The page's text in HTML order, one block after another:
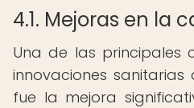
4.1. Mejoras en la
Una de las principales
innovaciones
fue la mejora